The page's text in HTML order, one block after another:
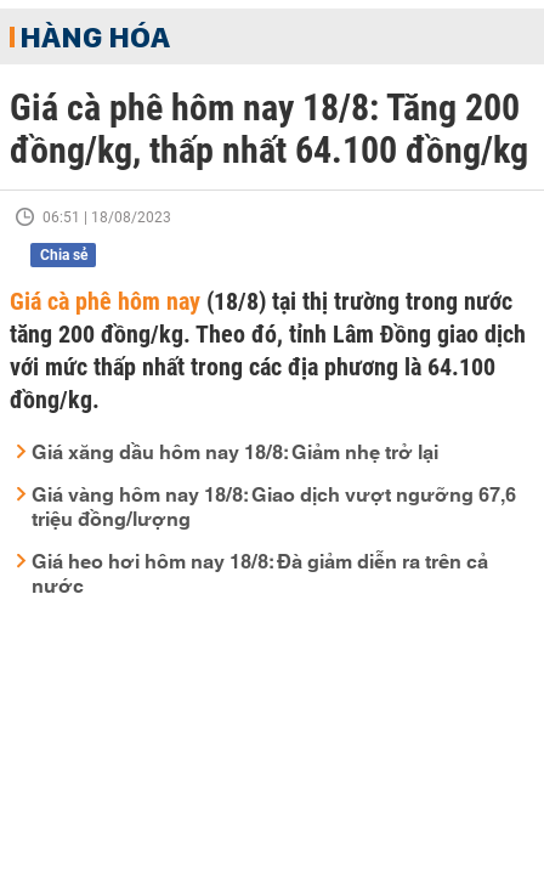
HÀNG HÓA
Giá cà phê hôm nay 18/8: Tăng 200
đồng/kg, thấp nhất 64.100 đồng/kg
06:51 | 18/08/2023
Chia sẻ
Giá cà phê hôm nay (18/8) tại thị trường trong nước
tăng 200 đồng/kg. Theo đó, tỉnh Lâm Đồng giao dịch
với mức thấp nhất trong các địa phương là 64.100
đồng/kg.
Giá xăng dầu hôm nay 18/8: Giảm nhẹ trở lại
Giá vàng hôm nay 18/8: Giao dịch vượt ngưỡng 67,6
triệu đồng/lượng
Giá heo hơi hôm nay 18/8: Đà giảm diễn ra trên cả
nước